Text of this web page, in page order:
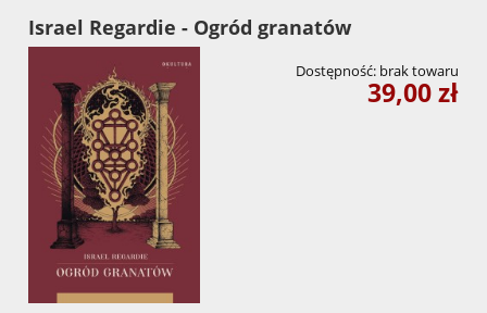
Israel Regardie - Ogród granatów
Dostępność: brak towaru
39,00 zł